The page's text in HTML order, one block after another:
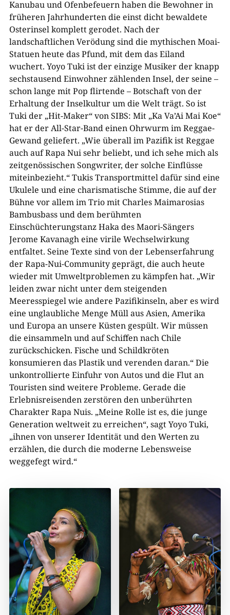
Kanubau und Ofenbefeuern haben die Bewohner in
früheren Jahrhunderten die einst dicht bewaldete
Osterinsel komplett gerodet. Nach der
landschaftlichen Verödung sind die mythischen Moai-
Statuen heute das Pfund, mit dem das Eiland
wuchert. Yoyo Tuki ist der einzige Musiker der knapp
sechstausend Einwohner zählenden Insel, der seine –
schon lange mit Pop flirtende – Botschaft von der
Erhaltung der Inselkultur um die Welt trägt. So ist
Tuki der „Hit-Maker“ von SIBS: Mit „Ka Va’Ai Mai Koe“
hat er der All-Star-Band einen Ohrwurm im Reggae-
Gewand geliefert. „Wie überall im Pazifik ist Reggae
auch auf Rapa Nui sehr beliebt, und ich sehe mich als
zeitgenössischen Songwriter, der solche Einflüsse
miteinbezieht.“ Tukis Transportmittel dafür sind eine
Ukulele und eine charismatische Stimme, die auf der
Bühne vor allem im Trio mit Charles Maimarosias
Bambusbass und dem berühmten
Einschüchterungstanz Haka des Maori-Sängers
Jerome Kavanagh eine virile Wechselwirkung
entfaltet. Seine Texte sind von der Lebenserfahrung
der Rapa-Nui-Community geprägt, die auch heute
wieder mit Umweltproblemen zu kämpfen hat. „Wir
leiden zwar nicht unter dem steigenden
Meeresspiegel wie andere Pazifikinseln, aber es wird
eine unglaubliche Menge Müll aus Asien, Amerika
und Europa an unsere Küsten gespült. Wir müssen
die einsammeln und auf Schiffen nach Chile
zurückschicken. Fische und Schildkröten
konsumieren das Plastik und verenden daran.“ Die
unkontrollierte Einfuhr von Autos und die Flut an
Touristen sind weitere Probleme. Gerade die
Erlebnisreisenden zerstören den unberührten
Charakter Rapa Nuis. „Meine Rolle ist es, die junge
Generation weltweit zu erreichen“, sagt Yoyo Tuki,
„ihnen von unserer Identität und den Werten zu
erzählen, die durch die moderne Lebensweise
weggefegt wird.“